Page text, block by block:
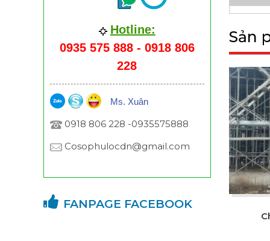
Hotline:
0935 575 888 - 0918 806
228
Ms. Xuân
0918 806 228 -0935575888
Cosophulocdn@gmail.com
FANPAGE FACEBOOK
Sản